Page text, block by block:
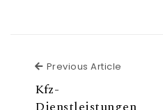
Previous Article
Kfz-